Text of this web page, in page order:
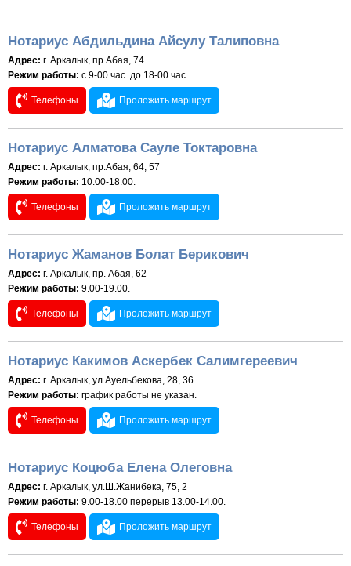
Нотариус Абдильдина Айсулу Талиповна
Адрес: г. Аркалык, пр.Абая, 74
Режим работы: с 9-00 час. до 18-00 час..
Телефоны Проложить маршрут
Нотариус Алматова Сауле Токтаровна
Адрес: г. Аркалык, пр.Абая, 64, 57
Режим работы: 10.00-18.00.
Телефоны Проложить маршрут
Нотариус Жаманов Болат Берикович
Адрес: г. Аркалык, пр. Абая, 62
Режим работы: 9.00-19.00.
Телефоны Проложить маршрут
Нотариус Какимов Аскербек Салимгереевич
Адрес: г. Аркалык, ул.Ауельбекова, 28, 36
Режим работы: график работы не указан.
Телефоны Проложить маршрут
Нотариус Коцюба Елена Олеговна
Адрес: г. Аркалык, ул.Ш.Жанибека, 75, 2
Режим работы: 9.00-18.00 перерыв 13.00-14.00.
Телефоны Проложить маршрут